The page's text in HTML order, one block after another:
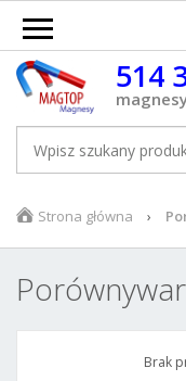
514
Strona główna
Brak